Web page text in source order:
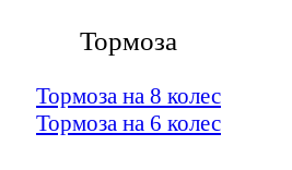
Тормоза
Тормоза на 8 колес
Тормоза на 6 колес